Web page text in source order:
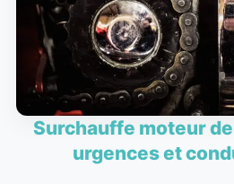
Surchauffe moteur
urgences et